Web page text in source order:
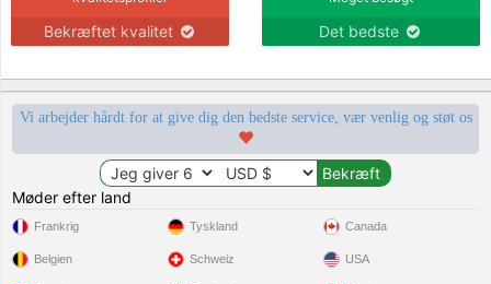
Bekræftet kvalitet Det bedste
Vi arbejder hårdt for at give dig den bedste service, vær venlig og støt os
Møder efter land
Frankrig
Belgien
Tyskland
Schweiz
Canada
USA